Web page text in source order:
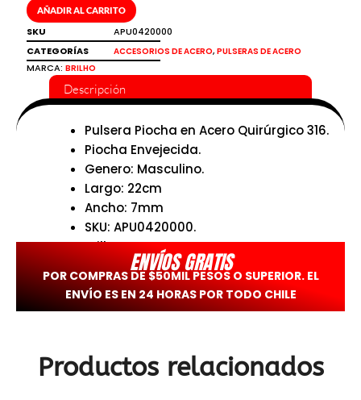
gruesa
en
acero
quirúrgico
316
cantidad
AÑADIR AL CARRITO
SKU
APU0420000
CATEGORÍAS
ACCESORIOS DE ACERO, PULSERAS DE ACERO
MARCA: BRILHO
Descripción
Pulsera Piocha en Acero Quirúrgico 316.
Piocha Envejecida.
Genero: Masculino.
Largo: 22cm
Ancho: 7mm
SKU: APU0420000.
Brilho.
ENVÍOS GRATIS
POR COMPRAS DE $50MIL PESOS O SUPERIOR. EL
ENVÍO ES EN 24 HORAS POR TODO CHILE
Productos relacionados